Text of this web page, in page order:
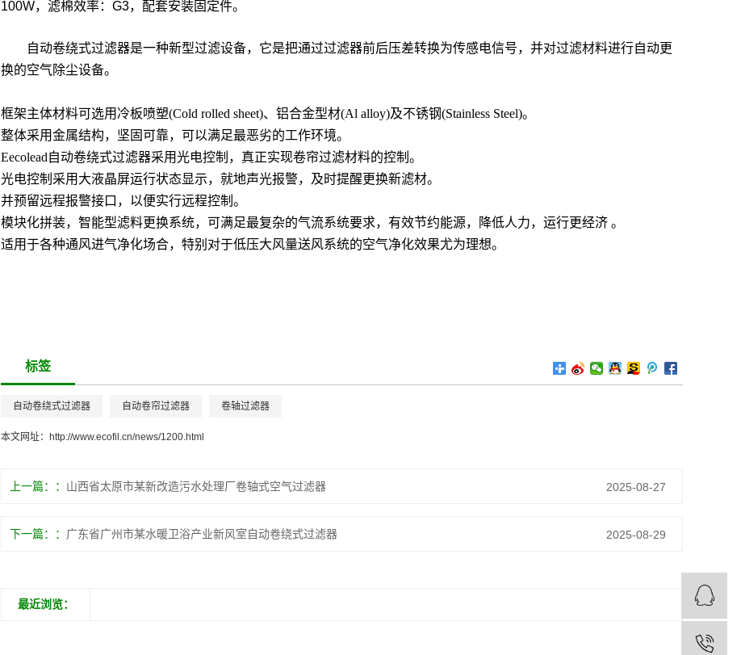
100W，滤棉效率： G3，配套安装固定件。
自动卷绕式过滤器是一种新型过滤设备，它是把通过过滤器前后压差转换为传感电信号，并对过滤材料进行自动更
换的空气除尘设备。
框架主体材料可选用冷板喷塑(Cold rolled sheet)、铝合金型材(Al alloy)及不锈钢(Stainless Steel)。
整体采用金属结构，坚固可靠，可以满足最恶劣的工作环境。
Eecolead自动卷绕式过滤器采用光电控制，真正实现卷帘过滤材料的控制。
光电控制采用大液晶屏运行状态显示，就地声光报警，及时提醒更换新滤材。
并预留远程报警接口，以便实行远程控制。
模块化拼装，智能型滤料更换系统，可满足最复杂的气流系统要求，有效节约能源，降低人力，运行更经济 。
适用于各种通风进气净化场合，特别对于低压大风量送风系统的空气净化效果尤为理想。
标签
自动卷绕式过滤器 自动卷帘过滤器 卷轴过滤器
本文网址： http://www.ecofil.cn/news/1200.html
上一篇： 山西省太原市某新改造污水处理厂卷轴式空气过滤器 2025-08-27
下一篇： 广东省广州市某水暖卫浴产业新风室自动卷绕式过滤器 2025-08-29
最近浏览：